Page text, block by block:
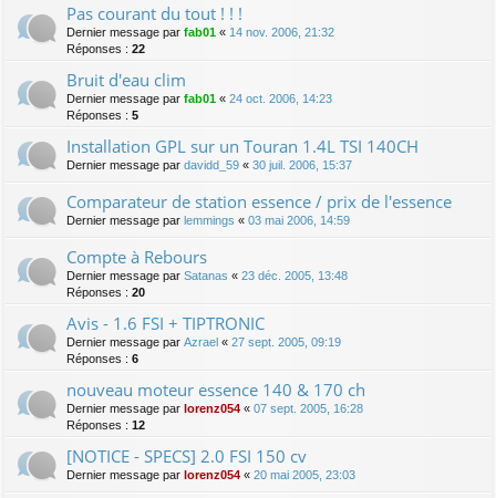
Pas courant du tout ! ! !
Dernier message par fab01 « 14 nov. 2006, 21:32
Réponses : 22
Bruit d'eau clim
Dernier message par fab01 « 24 oct. 2006, 14:23
Réponses : 5
Installation GPL sur un Touran 1.4L TSI 140CH
Dernier message par davidd_59 « 30 juil. 2006, 15:37
Comparateur de station essence / prix de l'essence
Dernier message par lemmings « 03 mai 2006, 14:59
Compte à Rebours
Dernier message par Satanas « 23 déc. 2005, 13:48
Réponses : 20
Avis - 1.6 FSI + TIPTRONIC
Dernier message par Azrael « 27 sept. 2005, 09:19
Réponses : 6
nouveau moteur essence 140 & 170 ch
Dernier message par lorenz054 « 07 sept. 2005, 16:28
Réponses : 12
[NOTICE - SPECS] 2.0 FSI 150 cv
Dernier message par lorenz054 « 20 mai 2005, 23:03